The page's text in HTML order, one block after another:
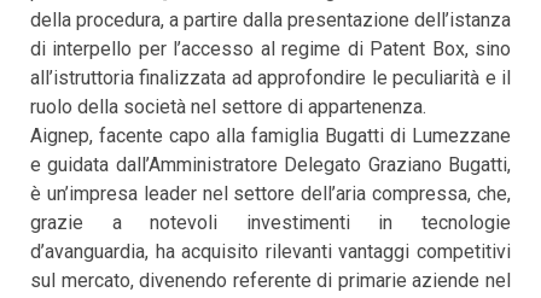
della procedura, a partire dalla presentazione dell’istanza
di interpello per l’accesso al regime di Patent Box, sino
all’istruttoria finalizzata ad approfondire le peculiarità e il
ruolo della società nel settore di appartenenza.
Aignep, facente capo alla famiglia Bugatti di Lumezzane
e guidata dall’Amministratore Delegato Graziano Bugatti,
è un’impresa leader nel settore dell’aria compressa, che,
grazie a notevoli investimenti in tecnologie
d’avanguardia, ha acquisito rilevanti vantaggi competitivi
sul mercato, divenendo referente di primarie aziende nel